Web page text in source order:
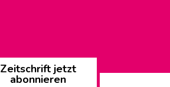
Zeitschrift jetzt
abonnieren